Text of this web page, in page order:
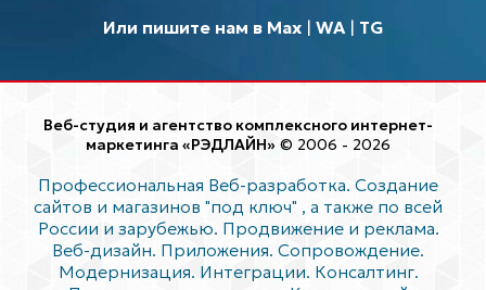
Или пишите нам в Max| WA| TG
Веб-студия и агентство комплексного интернет-
маркетинга «РЭДЛАЙН» © 2006 - 2026
Профессиональная Веб-разработка. Создание
сайтов и магазинов "под ключ" , а также по всей
России и зарубежью. Продвижение и реклама.
Веб-дизайн. Приложения. Сопровождение.
Модернизация. Интеграции. Консалтинг.